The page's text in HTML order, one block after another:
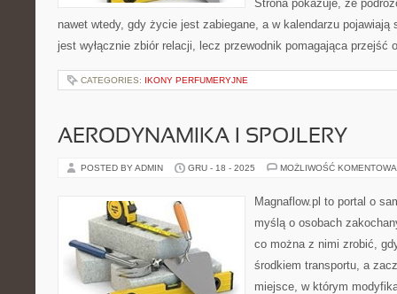
Strona pokazuje, że
nawet wtedy, gdy życie jest zabiegane, a w kalendarzu pojawiają
jest wyłącznie zbiór relacji, lecz przewodnik pomagająca
CATEGORIES: IKONY PERFUMERYJNE
AERODYNAMIKA I SPOJLERY
POSTED BY ADMIN GRU - 18 - 2025 MOŻLIWOŚĆ
Magnaflow.pl to portal o
myślą o osobach
co można z nimi zrobić,
środkiem transportu, a
miejsce, w którym